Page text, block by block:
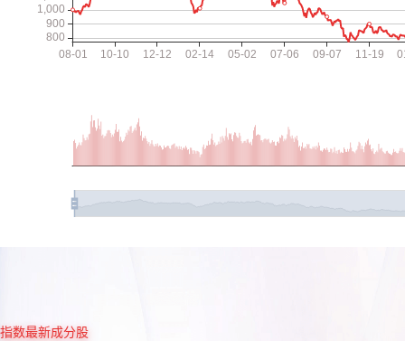
指数最新成分股